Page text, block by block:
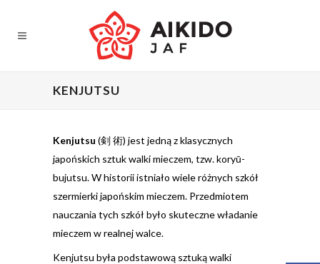
KENJUTSU
Kenjutsu (剣 術) jest jedną z klasycznych
japońskich sztuk walki mieczem, tzw. koryū-
bujutsu. W historii istniało wiele różnych szkół
szermierki japońskim mieczem. Przedmiotem
nauczania tych szkół było skuteczne władanie
mieczem w realnej walce.
Kenjutsu była podstawową sztuką walki